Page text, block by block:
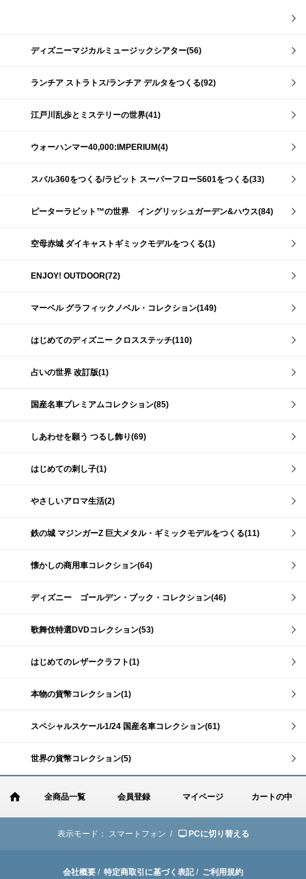
ディズニーマジカルミュージックシアター(56)
ランチア ストラトス/ランチア デルタをつくる(92)
江戸川乱歩とミステリーの世界(41)
ウォーハンマー40,000:IMPERIUM(4)
スバル360をつくる/ラビット スーパーフローS601をつくる(33)
ピーターラビット™の世界 イングリッシュガーデン&ハウス(84)
空母赤城 ダイキャストギミックモデルをつくる(1)
ENJOY! OUTDOOR(72)
マーベル グラフィックノベル・コレクション(149)
はじめてのディズニー クロスステッチ(110)
占いの世界 改訂版(1)
国産名車プレミアムコレクション(85)
しあわせを願う つるし飾り(69)
はじめての刺し子(1)
やさしいアロマ生活(2)
鉄の城 マジンガーZ 巨大メタル・ギミックモデルをつくる(11)
懐かしの商用車コレクション(64)
ディズニー ゴールデン・ブック・コレクション(46)
歌舞伎特選DVDコレクション(53)
はじめてのレザークラフト(1)
本物の貨幣コレクション(1)
スペシャルスケール1/24 国産名車コレクション(61)
世界の貨幣コレクション(5)
全商品一覧 会員登録 マイページ カートの中
表示モード： スマートフォン / PCに切り替える
会社概要 / 特定商取引に基づく表記/ ご利用規約